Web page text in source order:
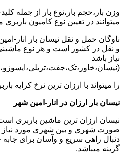
وزن بار،حجم بار،نوع بار از جمله
میتوانند در تعیین نوع کامیون باربری
ناوگان حمل و نقل نیسان بار انار-
و نقل در کشور است و هر نوع
نیاز باشد
را میتواند با ارزان ترین نرخ کرایه
نیسان بار ارزان در انار-امین شهر
نیسان ارزان ترین ماشین باربری
صورت شهری و بین شهری مورد نیاز
دنبال راهی سریع و وآسان برای جابه
گزینه میباشد.